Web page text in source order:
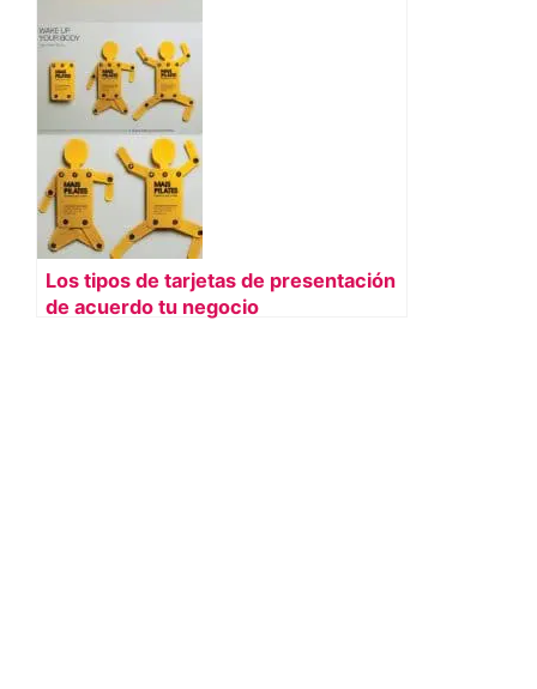
Los tipos de tarjetas de presentación
de acuerdo tu negocio